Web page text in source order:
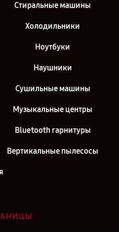
Стиральные машины
Холодильники
Ноутбуки
Наушники
Сушильные машины
Музыкальные центры
Bluetooth гарнитуры
Вертикальные пылесосы